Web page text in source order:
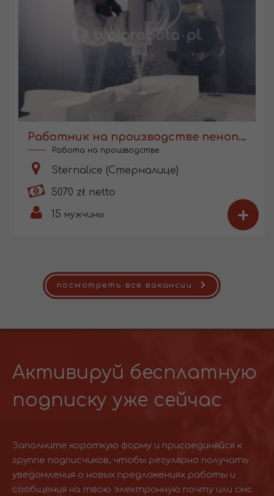
Работник на производстве пенопласта
Работа на производстве
Sternalice (Стерналице)
5070 zł netto
15 мужчины +
посмотреть все вакансии
Активируй бесплатную
подписку уже сейчас
Заполните короткую форму и присоединяйся к
группе подписчиков, чтобы регулярно получать
уведомления о новых предложениях работы и
сообщения на твою электронную почту или смс.